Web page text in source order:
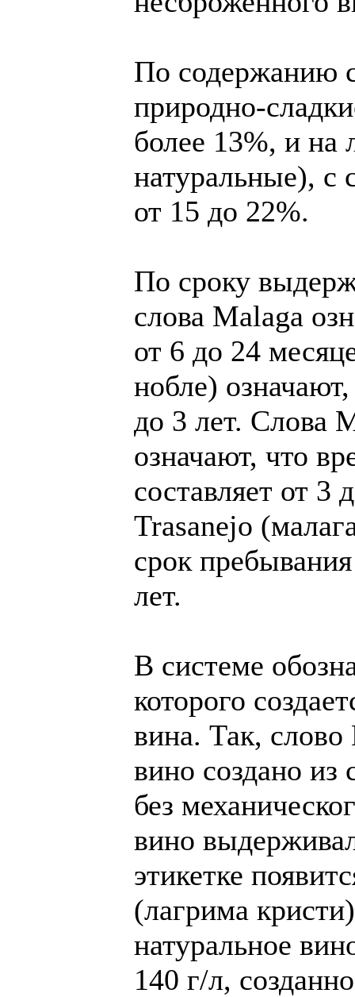
По содержанию
природно-
более 13%, и на
натуральные), с
от 15 до 22%.
По сроку
слова Malaga
от 6 до 24
нобле)
до 3 лет. Слова
означают, что
составляет от 3
Trasanejo
срок
лет.
В системе
которого
вина. Так, слово
вино создано из
без
вино
этикетке
(лагрима
натуральное
140 г/л,